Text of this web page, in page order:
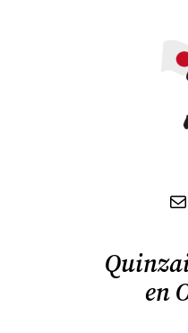
contact par email
en